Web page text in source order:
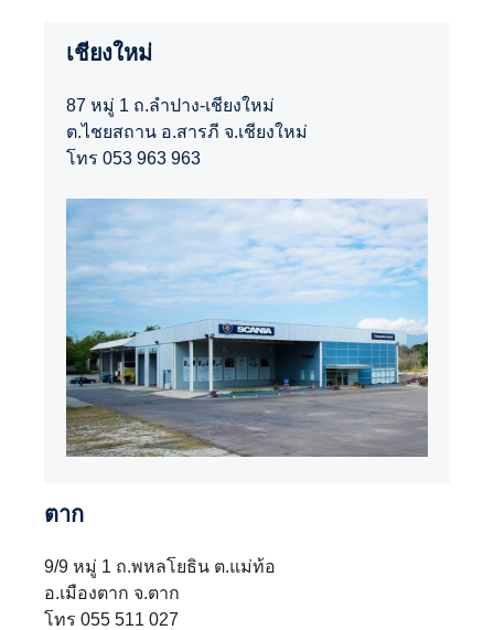
เชียงใหม่
87 หมู่ 1 ถ.ลำปาง-เชียงใหม่
ต.ไชยสถาน อ.สารภี จ.เชียงใหม่
โทร 053 963 963
ตาก
9/9 หมู่ 1 ถ.พหลโยธิน ต.แม่ท้อ
อ.เมืองตาก จ.ตาก
โทร 055 511 027